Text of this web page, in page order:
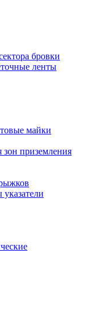
бровки
ленты
майки
приземления